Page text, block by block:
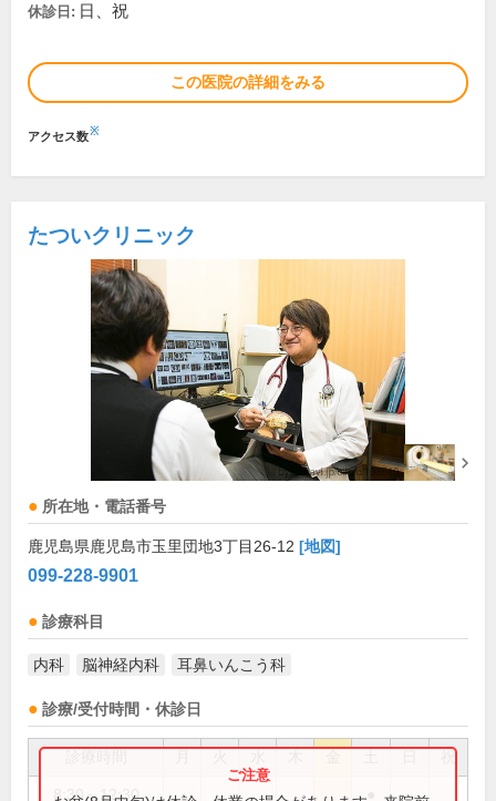
休診日: 日、祝
この医院の詳細をみる
アクセス数※
たついクリニック
所在地・電話番号
鹿児島県鹿児島市玉里団地3丁目26-12 [地図]
099-228-9901
診療科目
内科 脳神経内科 耳鼻いんこう科
診療/受付時間・休診日
祝
8:30～12:30